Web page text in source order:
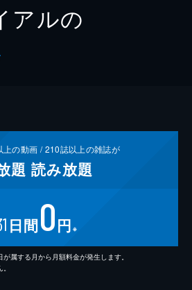
アルの
上の動画 /210誌以上の雑誌が
題 読み放題
日間0円 ※
属する月から月額料金が発生します。